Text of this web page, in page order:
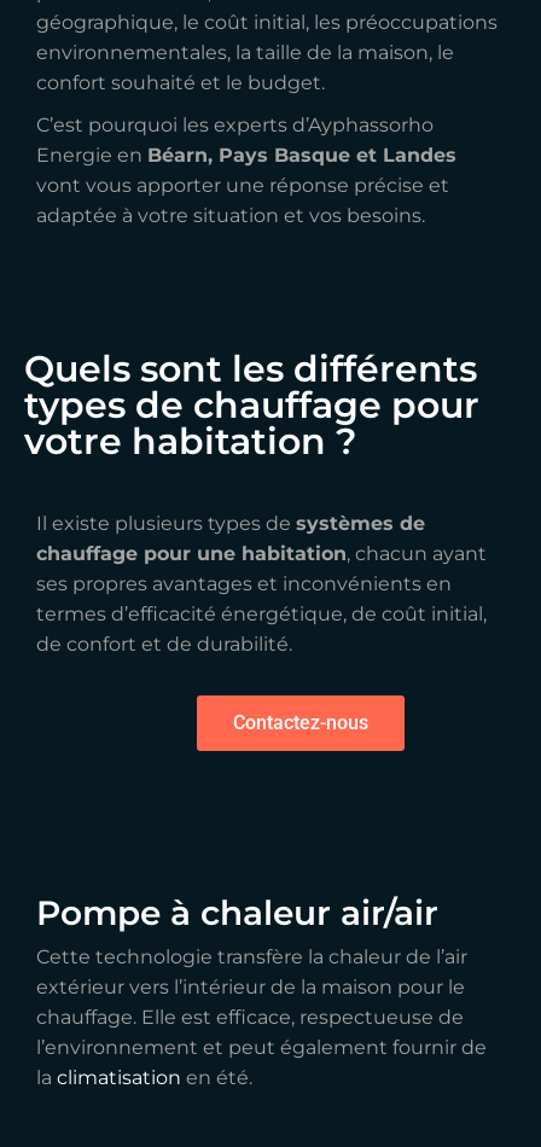
géographique, le coût initial, les préoccupations
environnementales, la taille de la maison, le
confort souhaité et le budget.
C’est pourquoi les experts d’Ayphassorho
Energie en Béarn, Pays Basque et Landes
vont vous apporter une réponse précise et
adaptée à votre situation et vos besoins.
Quels sont les différents
types de chauffage pour
votre habitation ?
Il existe plusieurs types de systèmes de
chauffage pour une habitation, chacun ayant
ses propres avantages et inconvénients en
termes d’efficacité énergétique, de coût initial,
de confort et de durabilité.
Contactez-nous
Pompe à chaleur air/air
Cette technologie transfère la chaleur de l’air
extérieur vers l’intérieur de la maison pour le
chauffage. Elle est efficace, respectueuse de
l’environnement et peut également fournir de
la climatisation en été.